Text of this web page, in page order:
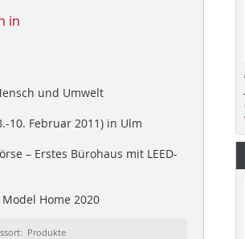
in
und Umwelt
10. Februar 2011) in Ulm
– Erstes Bürohaus mit LEED-
Home 2020
Produkte